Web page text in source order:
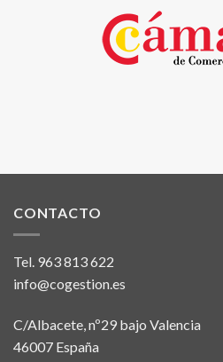
CONTACTO
Tel. 963 813 622
info@cogestion.es
C/Albacete, nº29 bajo Valencia
46007 España